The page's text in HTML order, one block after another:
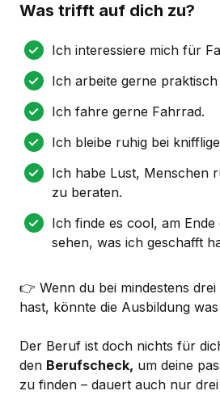
Was trifft auf dich zu?
Ich interessiere mich für
Ich arbeite gerne
Ich fahre gerne Fahrrad.
Ich bleibe ruhig bei
Ich habe Lust, Menschen
zu beraten.
Ich finde es cool, am Ende
sehen, was ich geschafft
👉 Wenn du bei mindestens
hast, könnte die Ausbildung
Der Beruf ist doch nichts für
den Berufscheck, um deine
zu finden – dauert auch nur